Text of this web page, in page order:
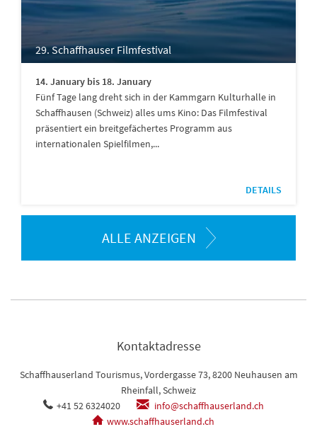
29. Schaffhauser Filmfestival
14. January bis 18. January
Fünf Tage lang dreht sich in der Kammgarn Kulturhalle in
Schaffhausen (Schweiz) alles ums Kino: Das Filmfestival
präsentiert ein breitgefächertes Programm aus
internationalen Spielfilmen,...
DETAILS
ALLE ANZEIGEN
Kontaktadresse
Schaffhauserland Tourismus, Vordergasse 73, 8200 Neuhausen am
Rheinfall, Schweiz
+41 52 6324020
info@schaffhauserland.ch
www.schaffhauserland.ch